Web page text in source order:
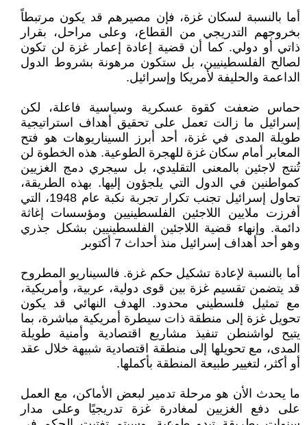
أما بالنسبة لسكان غزة، فإن مصيرهم قد يكون مرتبطاً
بخروجهم التدريجي من القطاع، وعلى مراحل، بقرار
ذاتي أو دولي. كما أن قضية إعادة إعمار غزة لن تكون
لصالح الفلسطينيين، بل ستكون مرهونة بشروط الدول
الداعمة والحليفة لأمريكا وإسرائيل.
حماس ضعفت كقوة عسكرية وسياسية فاعلة، لكن
إسرائيل ما زالت تعمل على تحقيق أهداف استراتيجية
طويلة المدى في غزة، أحد أبرز السيناريوهات هو فتح
المعابر أمام سكان غزة للهجرة الطوعية. هذه الخطوة لن
تُنتج لاجئين بالمعنى التقليدي، بل سيجري دمج الغزيين
كمواطنين في الدول التي يلجؤون إليها. بهذه الطريقة،
تحاول إسرائيل تجنب تكرار تجربة نكبة عام 1948، التي
أفرزت ملايين اللاجئين الفلسطينيين ومؤسسات إغاثة
دائمة. وإنهاء قضية اللاجئين الفلسطينيين بشكل جذري
وهو أحد أهداف إسرائيل منذ أحداث 7 أكتوبر
أما بالنسبة لإعادة تشكيل حكم غزة. فالسيناريو المطروح
قد يتضمن تقسيم غزة بين قوى دولية، عربية، وأمريكية،
مع تمثيل فلسطيني محدود. الهدف النهائي قد يكون
تحويل غزة إلى منطقة ذات سيطرة أمريكية مباشرة، بما
يتيح لواشنطن تنفيذ مشاريع اقتصادية وأمنية طويلة
المدى، مع تحويلها إلى منطقة اقتصادية شبيهة خلال عقد
أو أكثر، لتغيير طبيعة المنطقة بأكملها.
ما يحدث الأن هو مرحلة تدمير لبعض الأماكن، مع العمل
على دفع الغزيين لمغادرة غزة تدريجيًا وعلى مدار